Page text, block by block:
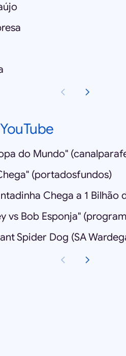
do Mundo"
(portadosfundos)
vs Bob Esponja"